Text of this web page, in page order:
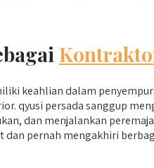
keahlian dalam
qyusi persada sanggup
dan menjalankan
pernah mengakhiri